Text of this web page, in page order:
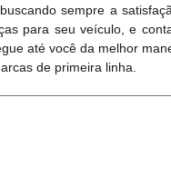
sempre a
para seu veículo, e
até você da melhor
de primeira linha.